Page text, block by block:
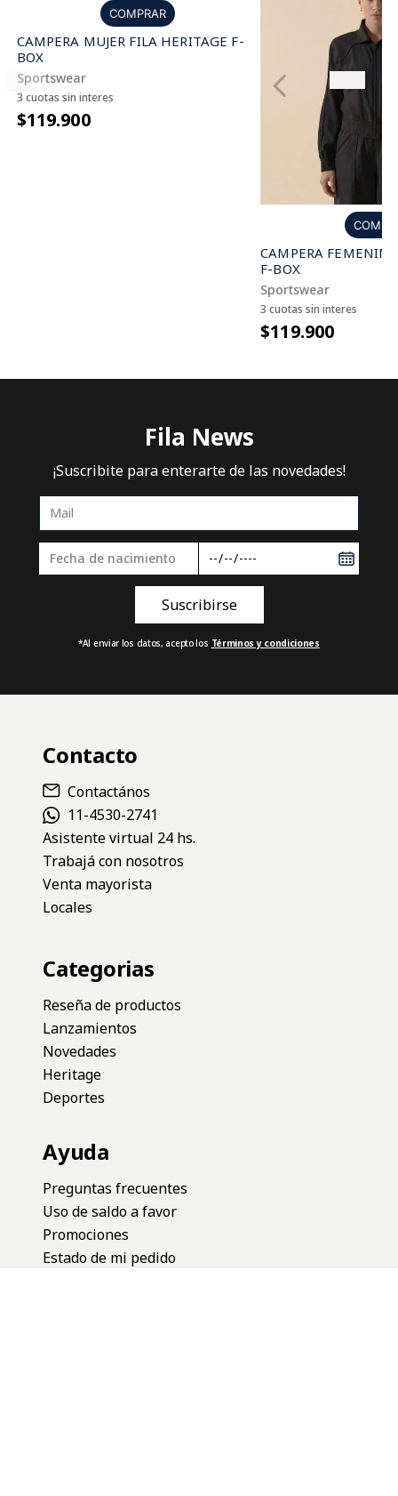
COMPRAR
CAMPERA MUJER FILA HERITAGE F-
BOX
Sportswear
3 cuotas sin interes
$119.900
CAMPERA
F-BOX
Sportswear
3 cuotas sin interes
$119.900
Fila News
¡Suscribite para enterarte de las novedades!
*Al enviar los datos, acepto los Términos y condiciones
Contacto
Contactános
11-4530-2741
Asistente virtual 24 hs.
Trabajá con nosotros
Venta mayorista
Locales
Categorias
Reseña de productos
Lanzamientos
Novedades
Heritage
Deportes
Ayuda
Preguntas frecuentes
Uso de saldo a favor
Promociones
Estado de mi pedido